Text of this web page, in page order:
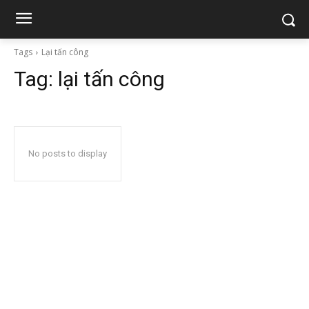
Tags Lại tấn công
Tag: lại tấn công
No posts to display